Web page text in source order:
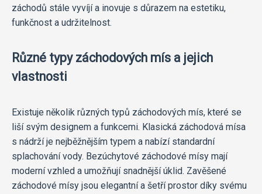
záchodů stále vyvíjí a inovuje s důrazem na estetiku,
funkčnost a udržitelnost.
Různé typy záchodových mís a jejich
vlastnosti
Existuje několik různých typů záchodových mís, které se
liší svým designem a funkcemi. Klasická záchodová mísa
s nádrží je nejběžnějším typem a nabízí standardní
splachování vody. Bezúchytové záchodové mísy mají
moderní vzhled a umožňují snadnější úklid. Zavěšené
záchodové mísy jsou elegantní a šetří prostor díky svému